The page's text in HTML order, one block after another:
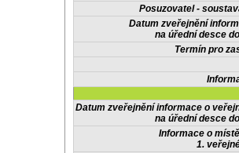
Posuzovatel -
Datum zveřejnění
na úřední desce
Termín pro
Datum zveřejnění informace o
na úřední desce
Informace o
1.